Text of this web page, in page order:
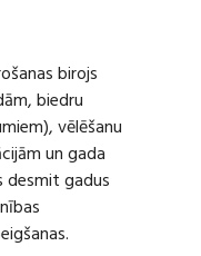
birojs
biedru
vēlēšanu
un gada
desmit gadus